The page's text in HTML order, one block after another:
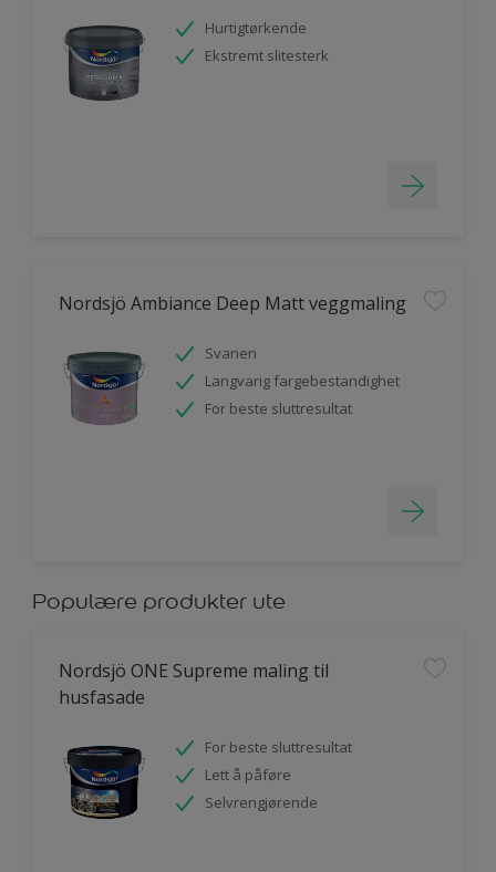
Hurtigtørkende
Ekstremt slitesterk
Nordsjö Ambiance Deep Matt veggmaling
Svanen
Langvarig fargebestandighet
For beste sluttresultat
Populære produkter ute
Nordsjö ONE Supreme maling til
husfasade
For beste sluttresultat
Lett å påføre
Selvrengjørende